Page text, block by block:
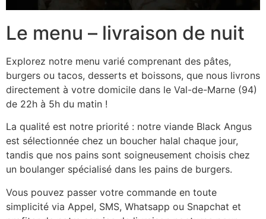
Le menu – livraison de nuit
Explorez notre menu varié comprenant des pâtes,
burgers ou tacos, desserts et boissons, que nous livrons
directement à votre domicile dans le Val-de-Marne (94)
de 22h à 5h du matin !
La qualité est notre priorité : notre viande Black Angus
est sélectionnée chez un boucher halal chaque jour,
tandis que nos pains sont soigneusement choisis chez
un boulanger spécialisé dans les pains de burgers.
Vous pouvez passer votre commande en toute
simplicité via Appel, SMS, Whatsapp ou Snapchat et